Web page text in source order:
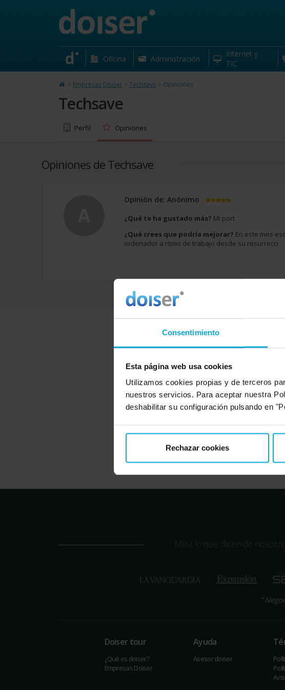
Consentimiento
Esta página web usa cookies
Utilizamos cookies propias y de terceros
nuestros servicios. Para aceptar nuestra
deshabilitar su configuración pulsando en
Rechazar cookies
Techsave
Maria Diaz de Haro, 5 Vizcaya
Oficina Administración
Internet y
TIC
> Empresas Doiser> Techsave > Opiniones
Techsave
Perfil Opiniones
Opiniones de Techsave
Opinión de: Anónimo
¿Qué te ha gustado más? Mi port
¿Qué crees que podría mejorar? En este mes
ordenador a ritmo de trabajo desde su resurrecci
Gestoría y asesoría
26 Novedades
Diseño de
“
Doiser tour
¿Qué es doiser?
Empresas Doiser
Ayuda
Asesor doiser